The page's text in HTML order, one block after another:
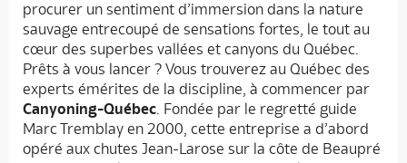
procurer un sentiment d’immersion dans la nature
sauvage entrecoupé de sensations fortes, le tout au
cœur des superbes vallées et canyons du Québec.
Prêts à vous lancer ? Vous trouverez au Québec des
experts émérites de la discipline, à commencer par
Canyoning-Québec. Fondée par le regretté guide
Marc Tremblay en 2000, cette entreprise a d’abord
opéré aux chutes Jean-Larose sur la côte de Beaupré